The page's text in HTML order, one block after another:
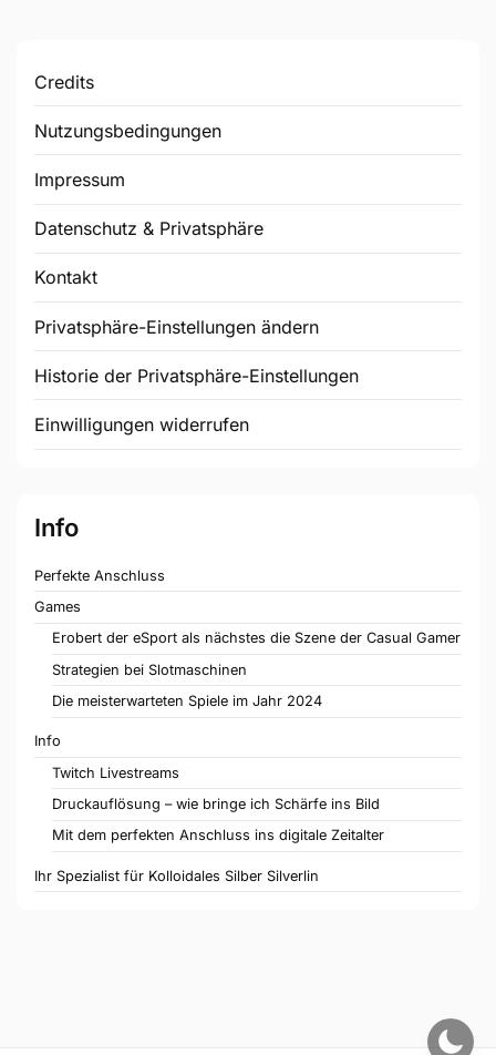
Credits
Nutzungsbedingungen
Impressum
Datenschutz & Privatsphäre
Kontakt
Privatsphäre-Einstellungen ändern
Historie der Privatsphäre-Einstellungen
Einwilligungen widerrufen
Info
Perfekte Anschluss
Games
Erobert der eSport als nächstes die Szene der Casual Gamer
Strategien bei Slotmaschinen
Die meisterwarteten Spiele im Jahr 2024
Info
Twitch Livestreams
Druckauflösung – wie bringe ich Schärfe ins Bild
Mit dem perfekten Anschluss ins digitale Zeitalter
Ihr Spezialist für Kolloidales Silber Silverlin